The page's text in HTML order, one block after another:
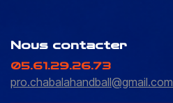
Nous contacter
05.61.29.26.73
pro.chabalahandball@gmail.com